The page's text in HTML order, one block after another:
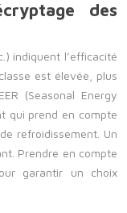
des
indiquent l’efficacité
est élevée, plus
(Seasonal Energy
qui prend en compte
refroidissement. Un
Prendre en compte
garantir un choix